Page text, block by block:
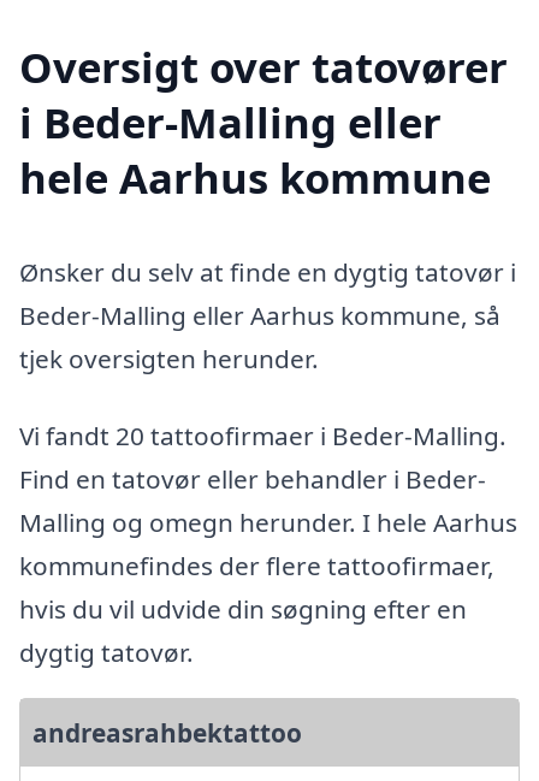
Oversigt over tatovører
i Beder-Malling eller
hele Aarhus kommune
Ønsker du selv at finde en dygtig tatovør i
Beder-Malling eller Aarhus kommune, så
tjek oversigten herunder.
Vi fandt 20 tattoofirmaer i Beder-Malling.
Find en tatovør eller behandler i Beder-
Malling og omegn herunder. I hele Aarhus
kommunefindes der flere tattoofirmaer,
hvis du vil udvide din søgning efter en
dygtig tatovør.
andreasrahbektattoo